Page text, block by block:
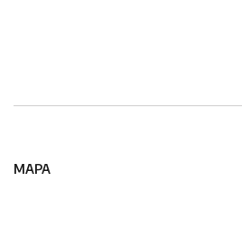
MAPA